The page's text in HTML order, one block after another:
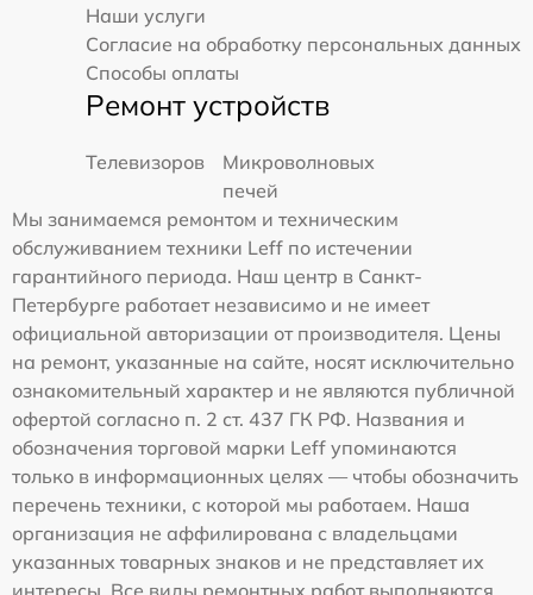
Наши услуги
Согласие на обработку персональных данных
Способы оплаты
Ремонт устройств
Телевизоров
Микроволновых
печей
Мы занимаемся ремонтом и техническим
обслуживанием техники Leff по истечении
гарантийного периода. Наш центр в Санкт-
Петербурге работает независимо и не имеет
официальной авторизации от производителя. Цены
на ремонт, указанные на сайте, носят исключительно
ознакомительный характер и не являются публичной
офертой согласно п. 2 ст. 437 ГК РФ. Названия и
обозначения торговой марки Leff упоминаются
только в информационных целях — чтобы обозначить
перечень техники, с которой мы работаем. Наша
организация не аффилирована с владельцами
указанных товарных знаков и не представляет их
интересы. Все виды ремонтных работ выполняются